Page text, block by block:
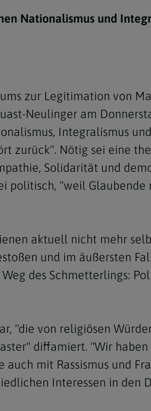
Nationalismus und
zur Legitimation von
Neulinger am
Integralismus
zurück". Nötig sei eine
Solidarität und
politisch, "weil Glaubende
aktuell nicht mehr
und im äußersten
des Schmetterlings:
"die von religiösen
diffamiert. "Wir
mit Rassismus und
Interessen in den